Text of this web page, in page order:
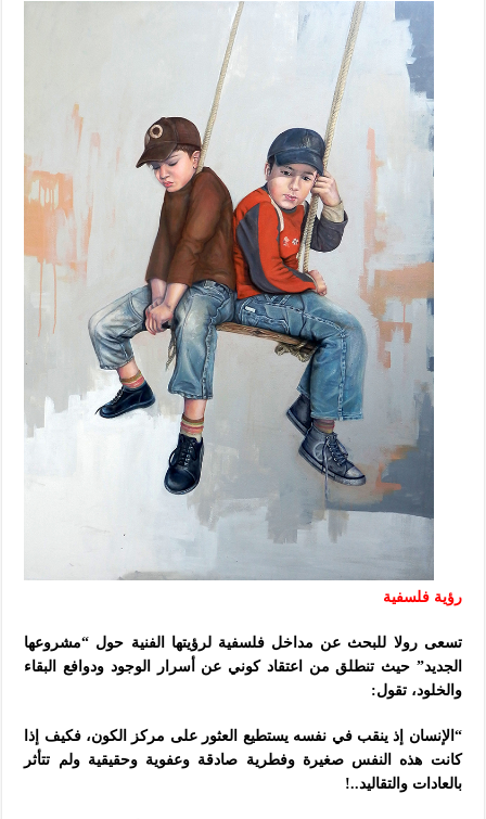
رؤية فلسفية
تسعى رولا للبحث عن مداخل فلسفية لرؤيتها الفنية حول “مشروعها
الجديد” حيث تنطلق من اعتقاد كوني عن أسرار الوجود ودوافع البقاء
والخلود، تقول:
“الإنسان إذ ينقب في نفسه يستطيع العثور على مركز الكون، فكيف إذا
كانت هذه النفس صغيرة وفطرية صادقة وعفوية وحقيقية ولم تتأثر
بالعادات والتقاليد..!